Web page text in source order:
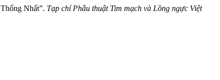
Nhất”. Tạp chí Phẫu thuật Tim mạch và Lồng ngực Việt